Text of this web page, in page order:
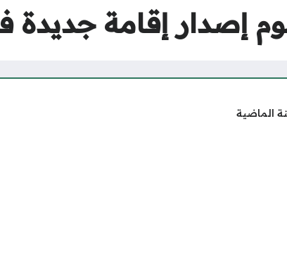
إقامة جديدة في
الماضية